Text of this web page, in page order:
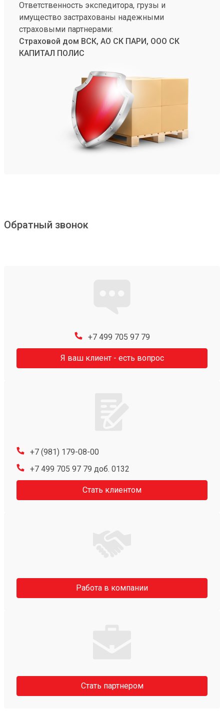
Ответственность экспедитора, грузы и
имущество застрахованы надежными
страховыми партнерами:
Страховой дом ВСК, АО СК ПАРИ, ООО СК
КАПИТАЛ ПОЛИС
Обратный звонок
+7 499 705 97 79
Я ваш клиент - есть вопрос
+7 (981) 179-08-00
+7 499 705 97 79 доб. 0132
Стать клиентом
Работа в компании
Стать партнером